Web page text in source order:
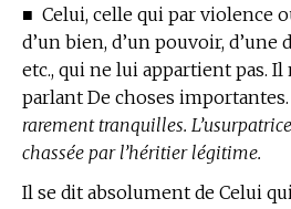
■ Celui, celle qui par violence
d’un bien, d’un pouvoir, d’une
etc., qui ne lui appartient pas. Il
parlant De choses importantes.
rarement tranquilles.
chassée par l’héritier légitime.
Il se dit absolument de Celui